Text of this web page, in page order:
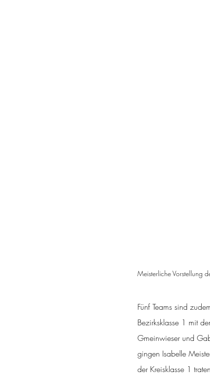
Meisterliche Vorstellung
Fünf Teams sind
Bezirksklasse 1 mit
Gmeinwieser und
gingen Isabelle
der Kreisklasse 1